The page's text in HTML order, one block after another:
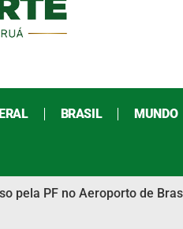
BRASIL MUNDO
pela PF no Aeroporto de